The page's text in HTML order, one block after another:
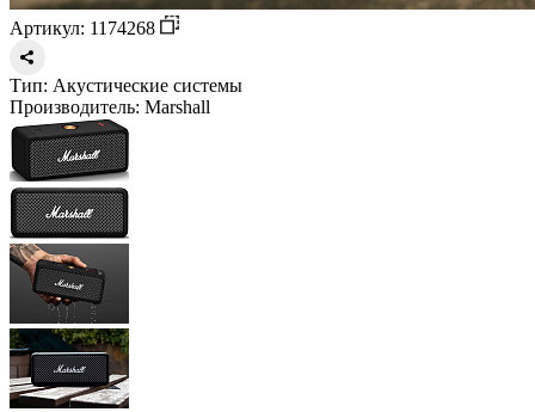
Артикул: 1174268
Тип: Акустические системы
Производитель: Marshall